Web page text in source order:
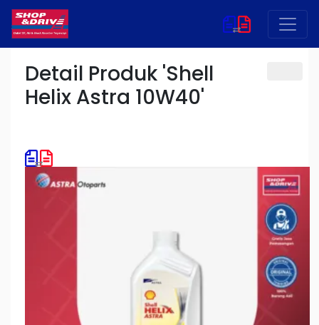
Detail Produk 'Shell
Helix Astra 10W40'